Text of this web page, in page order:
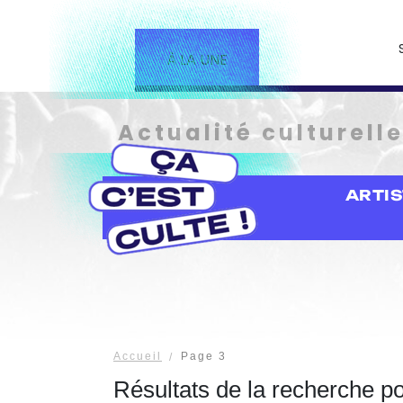
À LA UNE
Actualité
Accueil Page 3
Résultats de la recherche